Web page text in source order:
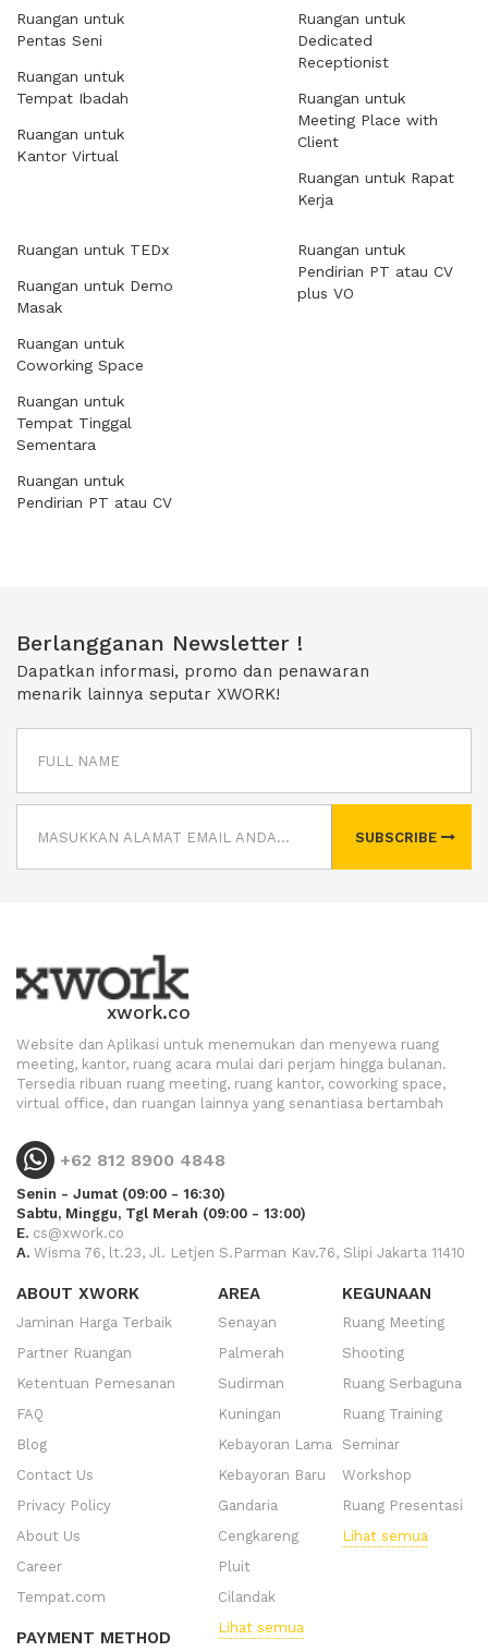
Ruangan untuk
Pentas Seni
Ruangan untuk
Tempat Ibadah
Ruangan untuk
Kantor Virtual
Ruangan untuk
Dedicated
Receptionist
Ruangan untuk
Meeting Place with
Client
Ruangan untuk Rapat
Kerja
Ruangan untuk TEDx
Ruangan untuk Demo
Masak
Ruangan untuk
Coworking Space
Ruangan untuk
Tempat Tinggal
Sementara
Ruangan untuk
Pendirian PT atau CV
Ruangan untuk
Pendirian PT atau CV
plus VO
Berlangganan Newsletter !
Dapatkan informasi, promo dan penawaran
menarik lainnya seputar XWORK!
SUBSCRIBE
xwork.co
Website dan Aplikasi untuk menemukan dan menyewa ruang
meeting, kantor, ruang acara mulai dari perjam hingga bulanan.
Tersedia ribuan ruang meeting, ruang kantor, coworking space,
virtual office, dan ruangan lainnya yang senantiasa bertambah
+62 812 8900 4848
Senin - Jumat (09:00 - 16:30)
Sabtu, Minggu, Tgl Merah (09:00 - 13:00)
E. cs@xwork.co
A. Wisma 76, lt.23, Jl. Letjen S.Parman Kav.76, Slipi Jakarta 11410
ABOUT XWORK
Jaminan Harga Terbaik
Partner Ruangan
Ketentuan Pemesanan
FAQ
Blog
Contact Us
Privacy Policy
About Us
Career
Tempat.com
PAYMENT METHOD
AREA
Senayan
Palmerah
Sudirman
Kuningan
Kebayoran Lama
Kebayoran Baru
Gandaria
Cengkareng
Pluit
Cilandak
Lihat semua
KEGUNAAN
Ruang Meeting
Shooting
Ruang Serbaguna
Ruang Training
Seminar
Workshop
Ruang Presentasi
Lihat semua